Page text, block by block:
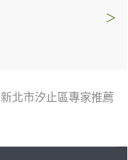
＞
新北市汐止區專家推薦